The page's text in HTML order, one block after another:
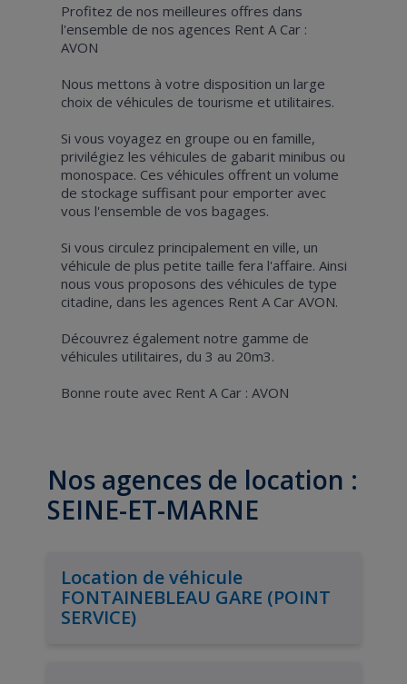
Profitez de nos meilleures offres dans
l'ensemble de nos agences Rent A Car :
AVON
Nous mettons à votre disposition un large
choix de véhicules de tourisme et utilitaires.
Si vous voyagez en groupe ou en famille,
privilégiez les véhicules de gabarit minibus ou
monospace. Ces véhicules offrent un volume
de stockage suffisant pour emporter avec
vous l'ensemble de vos bagages.
Si vous circulez principalement en ville, un
véhicule de plus petite taille fera l'affaire. Ainsi
nous vous proposons des véhicules de type
citadine, dans les agences Rent A Car AVON.
Découvrez également notre gamme de
véhicules utilitaires, du 3 au 20m3.
Bonne route avec Rent A Car : AVON
Nos agences de location :
SEINE-ET-MARNE
Location de véhicule
FONTAINEBLEAU GARE (POINT
SERVICE)